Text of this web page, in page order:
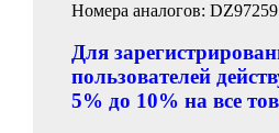
Номера аналогов:
Для
пользователей
5% до 10% на все